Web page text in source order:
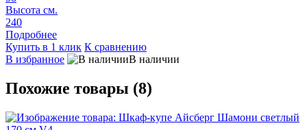
Высота см.
240
Подробнее
Купить в 1 клик К сравнению
В избранное
В наличии
Похожие товары (8)